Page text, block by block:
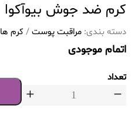
كرم ضد جوش بيوآكوا
دسته بندی: مراقبت پوست/کرم ها
اتمام موجودی
تعداد